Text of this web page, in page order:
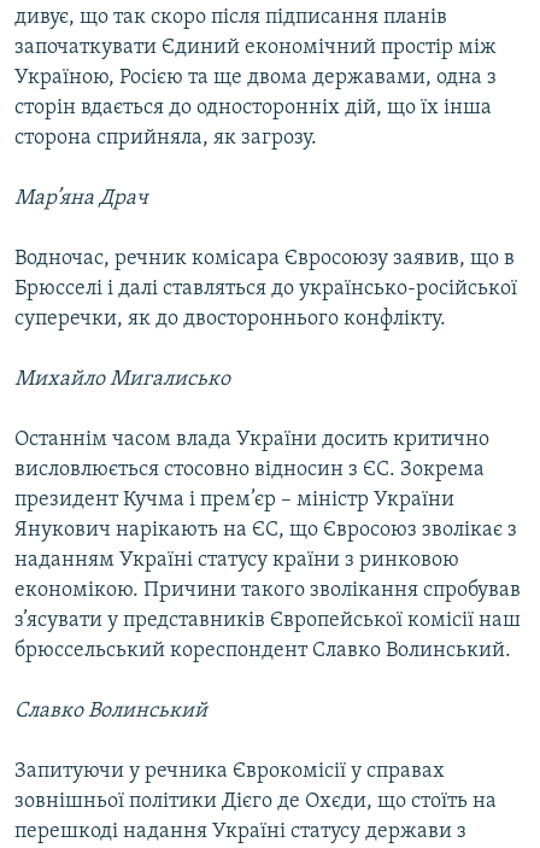
дивує, що так скоро після підписання планів
започаткувати Єдиний економічний простір між
Україною, Росією та ще двома державами, одна з
сторін вдається до односторонніх дій, що їх інша
сторона сприйняла, як загрозу.
Мар’яна Драч
Водночас, речник комісара Євросоюзу заявив, що в
Брюсселі і далі ставляться до українсько-російської
суперечки, як до двостороннього конфлікту.
Михайло Мигалисько
Останнім часом влада України досить критично
висловлюється стосовно відносин з ЄС. Зокрема
президент Кучма і прем’єр – міністр України
Янукович нарікають на ЄС, що Євросоюз зволікає з
наданням Україні статусу країни з ринковою
економікою. Причини такого зволікання спробував
з’ясувати у представників Європейської комісії наш
брюссельський кореспондент Славко Волинський.
Славко Волинський
Запитуючи у речника Єврокомісії у справах
зовнішньої політики Дієго де Охєди, що стоїть на
перешкоді надання Україні статусу держави з